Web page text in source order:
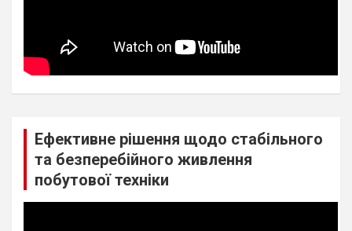
Ефективне рішення щодо стабільного
та безперебійного живлення
побутової техніки